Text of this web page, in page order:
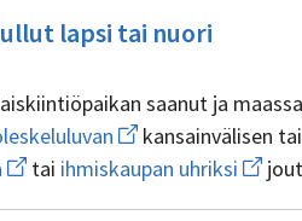
lapsi tai nuori
saanut ja
Avaa
uuden
ikkunan
kansainvälisen
Avaa
uuden
ikkunan
tai ihmiskaupan uhriksi Avaa
uuden